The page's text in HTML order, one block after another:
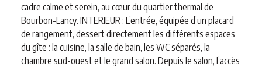
cadre calme et serein, au cœur du quartier thermal de
Bourbon-Lancy. INTERIEUR : L’entrée, équipée d’un placard
de rangement, dessert directement les différents espaces
du gîte : la cuisine, la salle de bain, les WC séparés, la
chambre sud-ouest et le grand salon. Depuis le salon, l’accès